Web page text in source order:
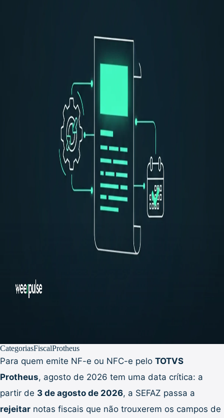
CategoriasFiscalProtheus
Para quem emite NF-e ou NFC-e pelo TOTVS
Protheus, agosto de 2026 tem uma data crítica: a
partir de 3 de agosto de 2026, a SEFAZ passa a
rejeitar notas fiscais que não trouxerem os campos de